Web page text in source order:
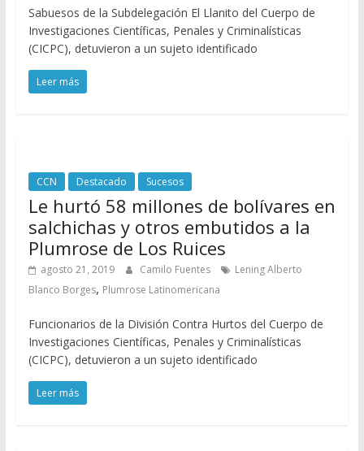
Sabuesos de la Subdelegación El Llanito del Cuerpo de
Investigaciones Científicas, Penales y Criminalísticas
(CICPC), detuvieron a un sujeto identificado
Leer más
CCN Destacado Sucesos
Le hurtó 58 millones de bolívares en
salchichas y otros embutidos a la
Plumrose de Los Ruices
agosto 21, 2019 Camilo Fuentes
Lening Alberto
Blanco Borges, Plumrose Latinomericana
Funcionarios de la División Contra Hurtos del Cuerpo de
Investigaciones Científicas, Penales y Criminalísticas
(CICPC), detuvieron a un sujeto identificado
Leer más